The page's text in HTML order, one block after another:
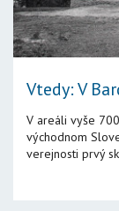
Vtedy: V
V areáli vyše
východnom
verejnosti prvý